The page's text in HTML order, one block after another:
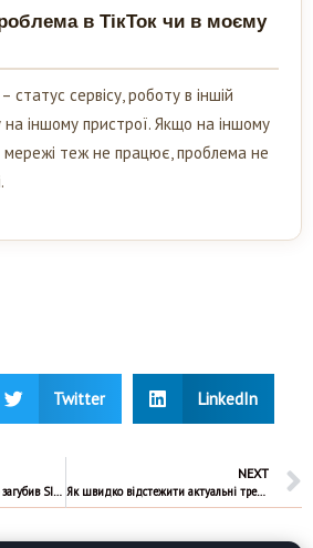
в ТікТок чи в моєму
статус сервісу, роботу в іншій
на іншому пристрої. Якщо на іншому
мережі теж не працює, проблема не
Twitter LinkedIn
Як увійти в Телеграм, якщо загубив SIM-картку або немає доступу до номера
NEXT
Як швидко відстежити актуальні тренди в популярних соцмережах для просування бізнесу?